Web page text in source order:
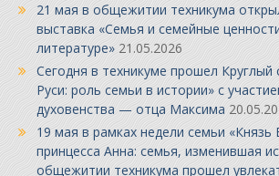
21 мая в общежитии техникума
выставка «Семья и семейные
литературе» 21.05.2026
Сегодня в техникуме прошел Круглый
Руси: роль семьи в истории» с
духовенства — отца Максима
19 мая в рамках недели семьи «Князь
принцесса Анна: семья, изменившая
общежитии техникума прошел